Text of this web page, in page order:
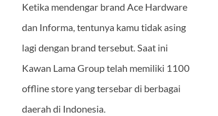
Ketika mendengar brand Ace Hardware
dan Informa, tentunya kamu tidak asing
lagi dengan brand tersebut. Saat ini
Kawan Lama Group telah memiliki 1100
offline store yang tersebar di berbagai
daerah di Indonesia.